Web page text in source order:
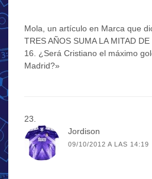
Mola, un artículo en Marca que
TRES AÑOS SUMA LA MITAD
16. ¿Será Cristiano el máximo
Madrid?»
Jordison
09/10/2012 A LAS 14:19